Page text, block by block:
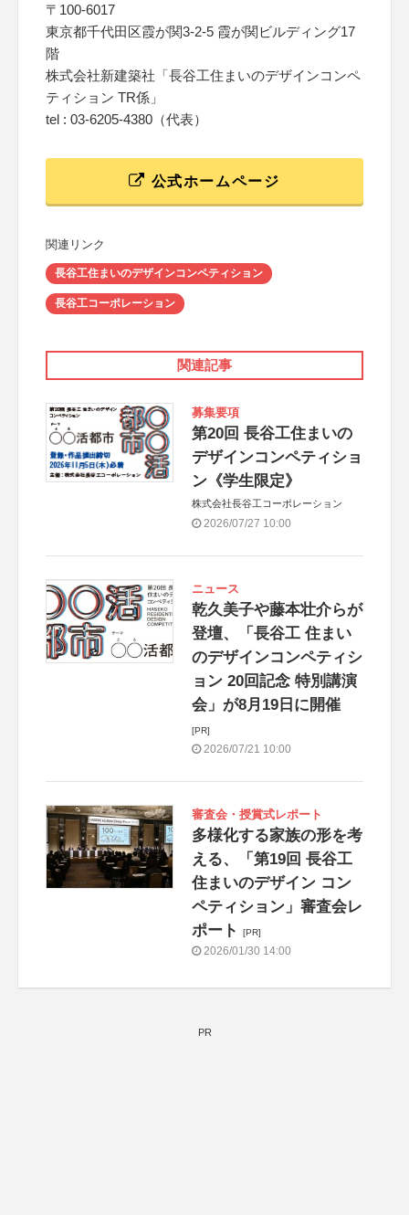
〒100-6017
東京都千代田区霞が関3-2-5 霞が関ビルディング17
階
株式会社新建築社「長谷工住まいのデザインコンペ
ティション TR係」
tel : 03-6205-4380（代表）
公式ホームページ
関連リンク
長谷工住まいのデザインコンペティション
長谷工コーポレーション
関連記事
募集要項
第20回 長谷工住まいの
デザインコンペティショ
ン《学生限定》
株式会社長谷工コーポレーション
2026/07/27 10:00
ニュース
乾久美子や藤本壮介らが
登壇、「長谷工 住まい
のデザインコンペティシ
ョン 20回記念 特別講演
会」が8月19日に開催
[PR]
2026/07/21 10:00
審査会・授賞式レポート
多様化する家族の形を考
える、「第19回 長谷工
住まいのデザイン コン
ペティション」審査会レ
ポート
[PR]
2026/01/30 14:00
PR